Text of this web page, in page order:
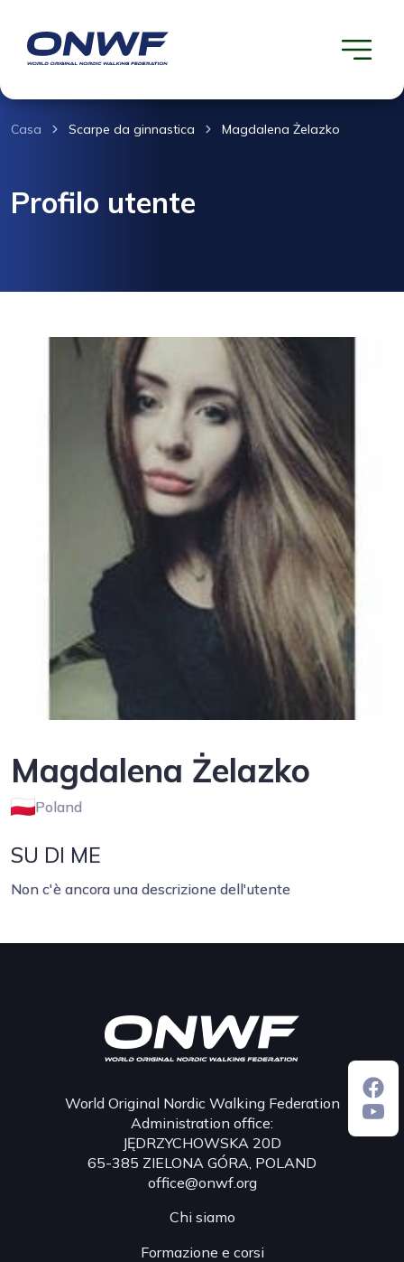
Casa Scarpe da ginnastica Magdalena Żelazko
Profilo utente
Magdalena Żelazko
Poland
SU DI ME
Non c'è ancora una descrizione dell'utente
World Original Nordic Walking Federation
Administration office:
JĘDRZYCHOWSKA 20D
65-385 ZIELONA GÓRA, POLAND
office@onwf.org
Chi siamo
Formazione e corsi